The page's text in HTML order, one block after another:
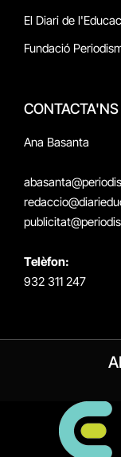
El Diari de
Fundació
CONTACTA'NS
Ana Basanta
Telèfon:
932 311 247